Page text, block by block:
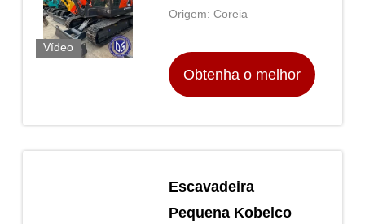
Vídeo
escavadeira de 6
venda
Excavadora usada
Origem: Coreia
Obtenha o melhor
Escavadeira
Pequena Kobelco